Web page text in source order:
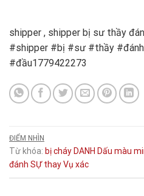
shipper , shipper bị sư thầy
#shipper #bị #sư #thầy
#đầu1779422273
ĐIỂM NHÌN
Từ khóa: bịcháy DANH Dấu màu
đánh SỰ thayVụ xác